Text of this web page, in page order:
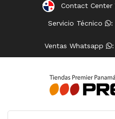
Contact Center
Servicio Técnico :
Ventas Whatsapp :